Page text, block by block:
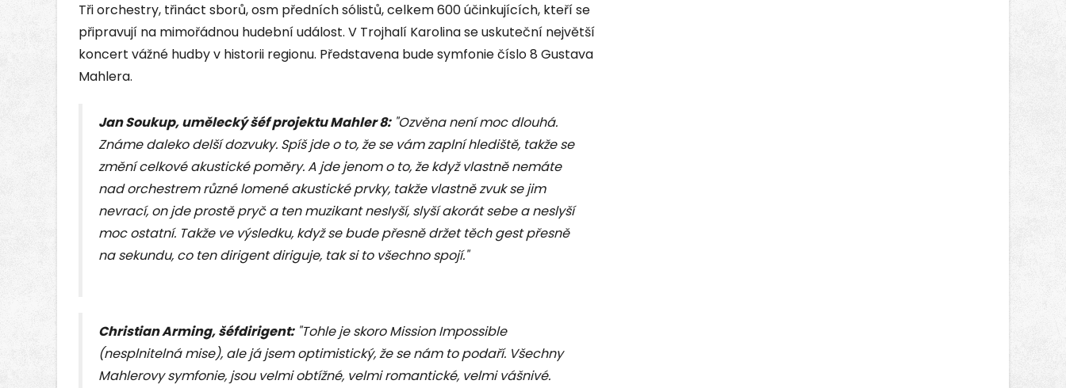
Tři orchestry, třináct sborů, osm předních sólistů, celkem 600 účinkujících, kteří se
připravují na mimořádnou hudební událost. V Trojhalí Karolina se uskuteční největší
koncert vážné hudby v historii regionu. Představena bude symfonie číslo 8 Gustava
Mahlera.
Jan Soukup, umělecký šéf projektu Mahler 8:"Ozvěna není moc dlouhá.
Známe daleko delší dozvuky. Spíš jde o to, že se vám zaplní hlediště, takže se
změní celkové akustické poměry. A jde jenom o to, že když vlastně nemáte
nad orchestrem různé lomené akustické prvky, takže vlastně zvuk se jim
nevrací, on jde prostě pryč a ten muzikant neslyší, slyší akorát sebe a neslyší
moc ostatní. Takže ve výsledku, když se bude přesně držet těch gest přesně
na sekundu, co ten dirigent diriguje, tak si to všechno spojí."
Christian Arming, šéfdirigent:"Tohle je skoro Mission Impossible
(nesplnitelná mise), ale já jsem optimistický, že se nám to podaří. Všechny
Mahlerovy symfonie, jsou velmi obtížné, velmi romantické, velmi vášnivé.